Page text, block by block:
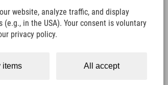
GPX Download
website, analyze traffic, and display
in the USA). Your consent is voluntary
privacy policy.
All accept
items